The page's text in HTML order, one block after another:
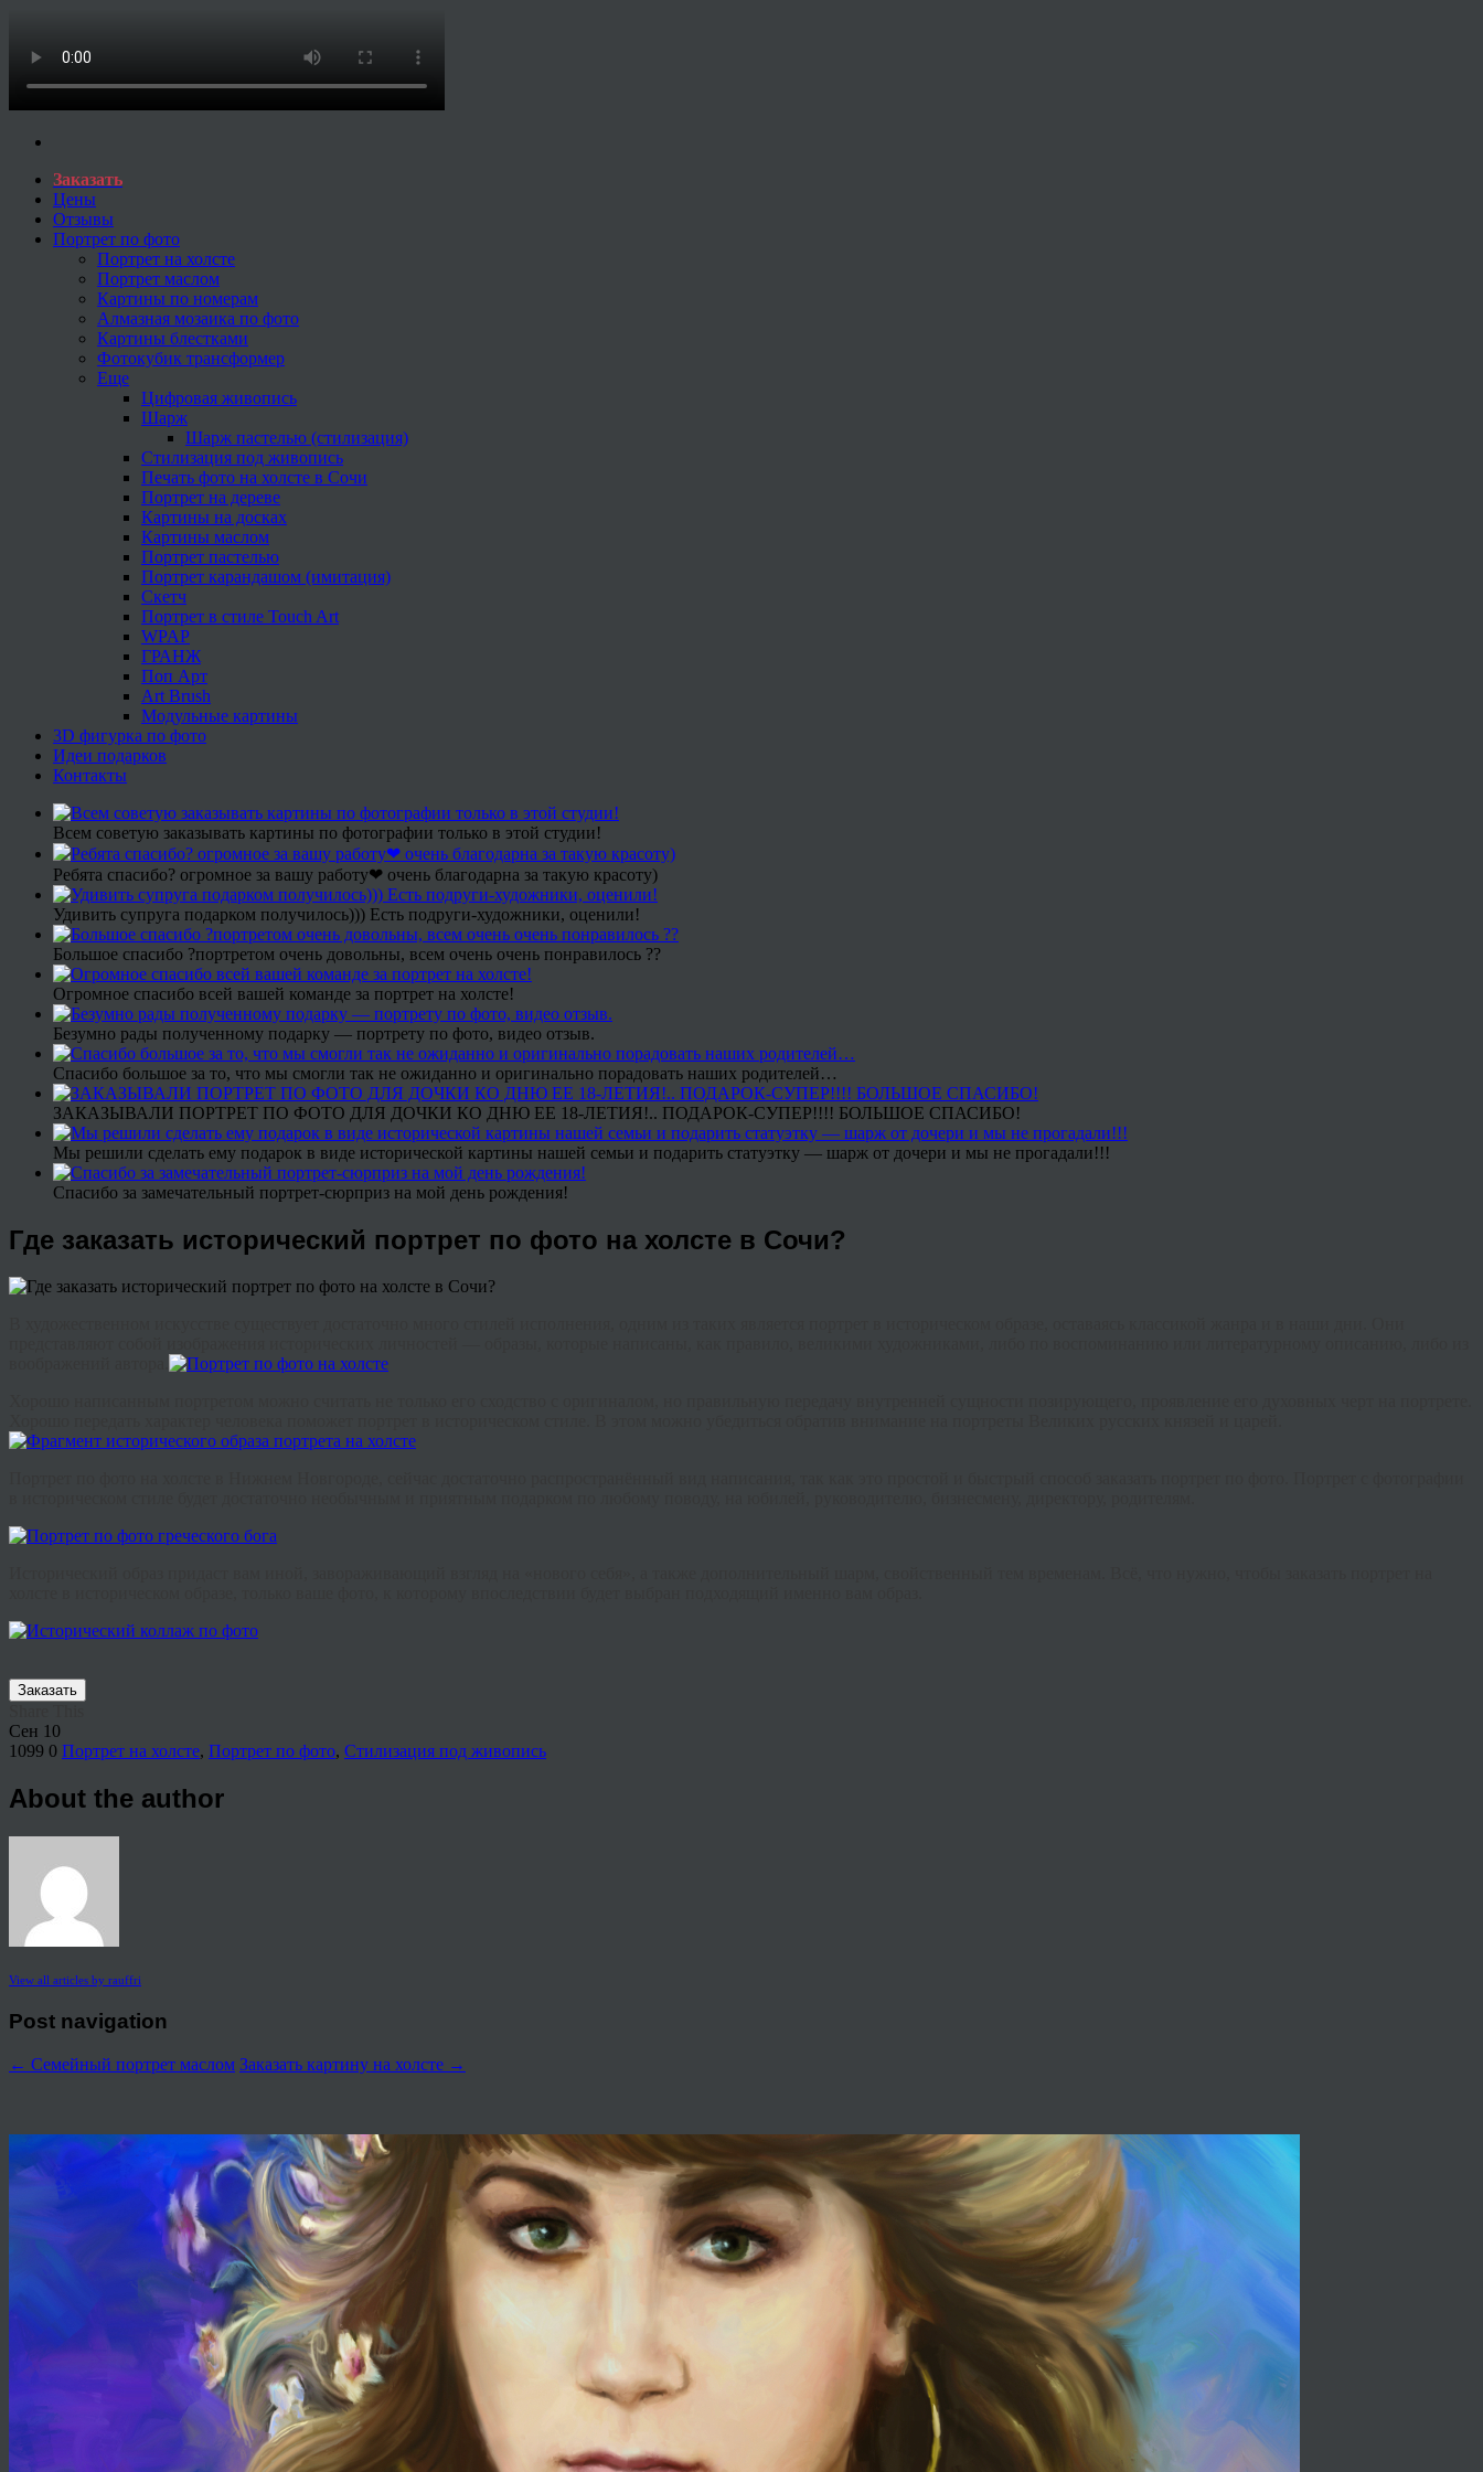
Заказать
Цены
Отзывы
Портрет по фото
Портрет на холсте
Портрет маслом
Картины по номерам
Алмазная мозаика по фото
Картины блестками
Фотокубик трансформер
Еще
Цифровая живопись
Шарж
Шарж пастелью (стилизация)
Стилизация под живопись
Печать фото на холсте в Сочи
Портрет на дереве
Картины на досках
Картины маслом
Портрет пастелью
Портрет карандашом (имитация)
Скетч
Портрет в стиле Touch Art
WPAP
ГРАНЖ
Поп Арт
Art Brush
Модульные картины
3D фигурка по фото
Идеи подарков
Контакты
Всем советую заказывать картины по фотографии только в этой студии!
Ребята спасибо? огромное за вашу работу❤ очень благодарна за такую красоту)
Удивить супруга подарком получилось))) Есть подруги-художники, оценили!
Большое спасибо ?портретом очень довольны, всем очень очень понравилось ??
Огромное спасибо всей вашей команде за портрет на холсте!
Безумно рады полученному подарку — портрету по фото, видео отзыв.
Спасибо большое за то, что мы смогли так не ожиданно и оригинально порадовать наших родителей…
ЗАКАЗЫВАЛИ ПОРТРЕТ ПО ФОТО ДЛЯ ДОЧКИ КО ДНЮ ЕЕ 18-ЛЕТИЯ!.. ПОДАРОК-СУПЕР!!!! БОЛЬШОЕ СПАСИБО!
Мы решили сделать ему подарок в виде исторической картины нашей семьи и подарить статуэтку — шарж от дочери и мы не прогадали!!!
Спасибо за замечательный портрет-сюрприз на мой день рождения!
Где заказать исторический портрет по фото на холсте в Сочи?
Заказать
Сен 10
1099 0 Портрет на холсте, Портрет по фото, Стилизация под живопись
About the author
View all articles by rauffri
Post navigation
← Семейный портрет маслом Заказать картину на холсте →